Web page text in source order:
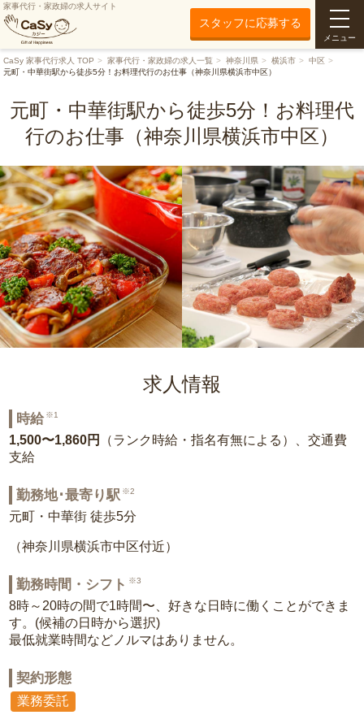
家事代行・家政婦の求人サイト
スタッフに応募する
メニュー
CaSy 家事代行求人 TOP 家事代行・家政婦の求人一覧 神奈川県 横浜市
中区
元町・中華街駅から徒歩5分！お料理代行のお仕事（神奈川県横浜市中区）
元町・中華街駅から徒歩5分！お料理代
行のお仕事（神奈川県横浜市中区）
求人情報
時給 ※1
1,500〜1,860円
（ランク時給・指名有無による）、交通費
支給
勤務地･最寄り駅 ※2
元町・中華街 徒歩5分
（神奈川県横浜市中区付近）
勤務時間・シフト ※3
8時～20時の間で1時間〜、好きな日時に働くことができま
す。(候補の日時から選択)
最低就業時間などノルマはありません。
契約形態
業務委託